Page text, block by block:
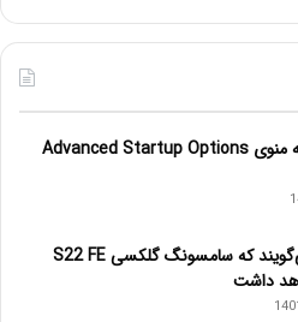
دسترسی به منوی Advanced Startup Options
شایعات می‌گویند که سامسونگ گلکسی S22 FE
داشت